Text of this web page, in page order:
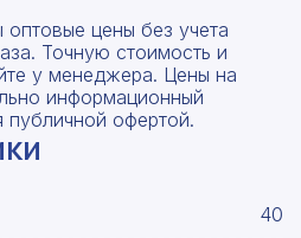
цены без учета
Точную стоимость и
у менеджера. Цены на
информационный
публичной офертой.
40